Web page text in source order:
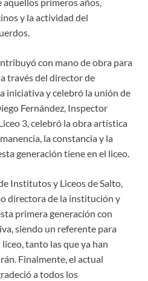
y la actividad del
con mano de obra para
través del director de
iniciativa y celebró la unión de
Fernández, Inspector
3, celebró la obra artística
la constancia y la
generación tiene en el liceo.
Institutos y Liceos de Salto,
directora de la institución y
primera generación con
siendo un referente para
tanto las que ya han
Finalmente, el actual
a todos los